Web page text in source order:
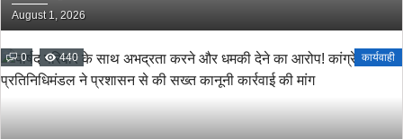
August 1, 2026
0 440 कार्यवाही